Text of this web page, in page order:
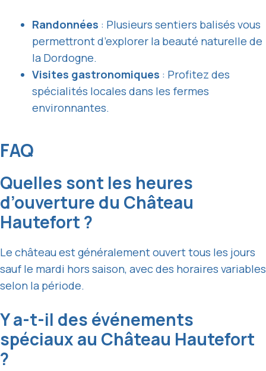
Randonnées : Plusieurs sentiers balisés vous
permettront d’explorer la beauté naturelle de
la Dordogne.
Visites gastronomiques : Profitez des
spécialités locales dans les fermes
environnantes.
FAQ
Quelles sont les heures
d’ouverture du Château
Hautefort ?
Le château est généralement ouvert tous les jours
sauf le mardi hors saison, avec des horaires variables
selon la période.
Y a-t-il des événements
spéciaux au Château Hautefort
?